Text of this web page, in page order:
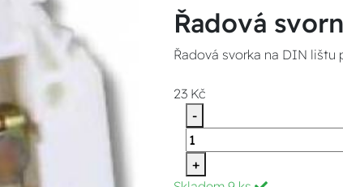
Řadová
Řadová svorka na DIN lištu
23 Kč
-
+